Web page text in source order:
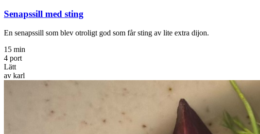
Senapssill med sting
En senapssill som blev otroligt god som får sting av lite extra dijon.
15 min
4 port
Lätt
av karl